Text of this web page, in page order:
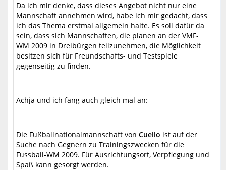
Da ich mir denke, dass dieses Angebot nicht nur eine
Mannschaft annehmen wird, habe ich mir gedacht, dass
ich das Thema erstmal allgemein halte. Es soll dafür da
sein, dass sich Mannschaften, die planen an der VMF-
WM 2009 in Dreibürgen teilzunehmen, die Möglichkeit
besitzen sich für Freundschafts- und Testspiele
gegenseitig zu finden.
Achja und ich fang auch gleich mal an:
Die Fußballnationalmannschaft von Cuello ist auf der
Suche nach Gegnern zu Trainingszwecken für die
Fussball-WM 2009. Für Ausrichtungsort, Verpflegung und
Spaß kann gesorgt werden.